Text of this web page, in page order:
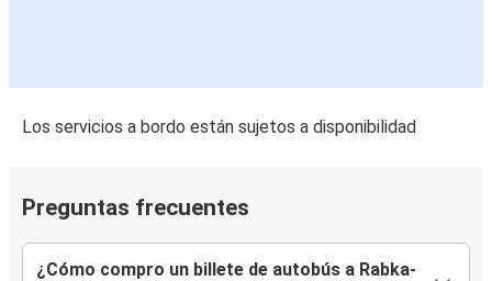
Los servicios a bordo están sujetos a disponibilidad
Preguntas frecuentes
¿Cómo compro un billete de autobús a Rabka-